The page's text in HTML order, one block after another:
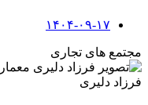
۱۴۰۴-۰۹-۱۷
مجتمع های تجاری